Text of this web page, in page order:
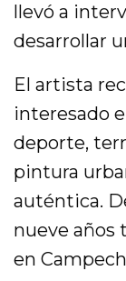
llevó a
desarrollar
El artista
interesado
deporte,
pintura
auténtica.
nueve años
en